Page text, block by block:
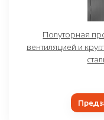
Полуторная
вентиляцией и